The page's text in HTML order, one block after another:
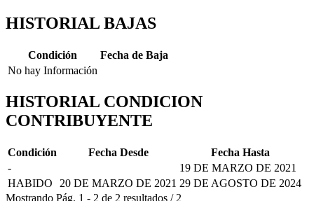
HISTORIAL BAJAS
Condición
Fecha de Baja
No hay Información
HISTORIAL CONDICION
CONTRIBUYENTE
Condición Fecha Desde
Fecha Hasta
-
19 DE MARZO DE 2021
HABIDO
20 DE MARZO DE 2021 29 DE AGOSTO DE 2024
Mostrando Pág. 1 - 2 de 2 resultados / 2